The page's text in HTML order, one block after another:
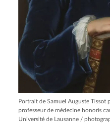
Portrait de Samuel Auguste Tissot
professeur de médecine honoris
Université de Lausanne /